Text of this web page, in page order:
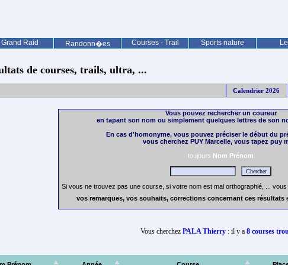
Grand Raid Randonn�es Courses - Trail Sports nature
de courses, trails, ultra, ...
Calendrier 2026
Vous pouvez rechercher un coureur
en tapant son nom ou simplement quelques lettres de son
En cas d'homonyme, vous pouvez préciser le début du
vous cherchez PUY Marcelle, vous tapez puy
toujours Nom Prénom
Si vous ne trouvez pas une course, si votre nom est mal orthographié, ...
vos remarques, vos souhaits, corrections concernant ces résultats
Vous cherchez PALA Thierry: il y a 8 courses